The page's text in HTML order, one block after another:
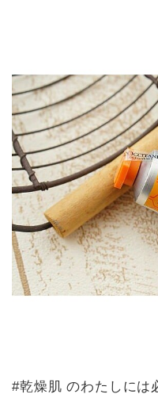
#乾燥肌 のわたしには